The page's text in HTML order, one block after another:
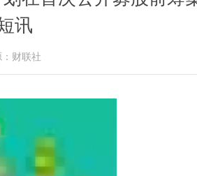
讯
：财联社